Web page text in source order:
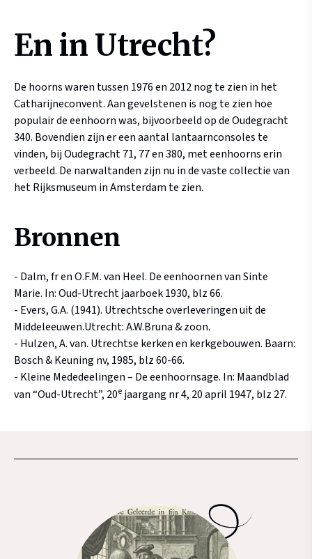
En in Utrecht?
De hoorns waren tussen 1976 en 2012 nog te zien in het
Catharijneconvent. Aan gevelstenen is nog te zien hoe
populair de eenhoorn was, bijvoorbeeld op de Oudegracht
340. Bovendien zijn er een aantal lantaarnconsoles te
vinden, bij Oudegracht 71, 77 en 380, met eenhoorns erin
verbeeld. De narwaltanden zijn nu in de vaste collectie van
het Rijksmuseum in Amsterdam te zien.
Bronnen
- Dalm, fr en O.F.M. van Heel. De eenhoornen van Sinte
Marie. In: Oud-Utrecht jaarboek 1930, blz 66.
- Evers, G.A. (1941). Utrechtsche overleveringen uit de
Middeleeuwen.Utrecht: A.W.Bruna & zoon.
- Hulzen, A. van. Utrechtse kerken en kerkgebouwen. Baarn:
Bosch & Keuning nv, 1985, blz 60-66.
- Kleine Mededeelingen – De eenhoornsage. In: Maandblad
van “Oud-Utrecht”, 20ejaargang nr 4, 20 april 1947, blz 27.